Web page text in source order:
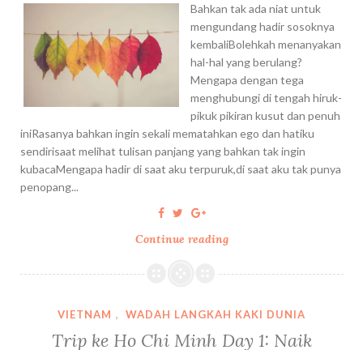
Bahkan tak ada niat untuk
mengundang hadir sosoknya
kembaliBolehkah menanyakan
hal-hal yang berulang?
Mengapa dengan tega
menghubungi di tengah hiruk-
pikuk pikiran kusut dan penuh
ini​Rasanya bahkan ingin sekali mematahkan ego dan hatiku
sendirisaat melihat tulisan panjang yang bahkan tak ingin
kubacaMengapa hadir di saat aku terpuruk,di saat aku tak punya
penopang...
Continue readingS
l
s
i
VIETNAM , WADAH LANGKAH KAKI DUNIA
Trip ke Ho Chi Minh Day 1: Naik